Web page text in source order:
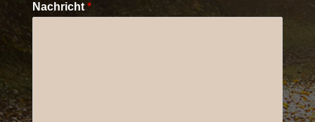
Nachricht*